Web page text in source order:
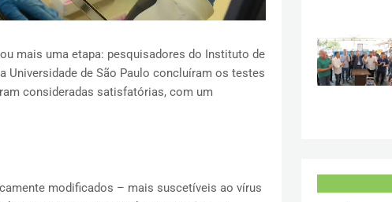
mais uma etapa: pesquisadores do Instituto de
Universidade de São Paulo concluíram os testes
consideradas satisfatórias, com um
modificados – mais suscetíveis ao vírus